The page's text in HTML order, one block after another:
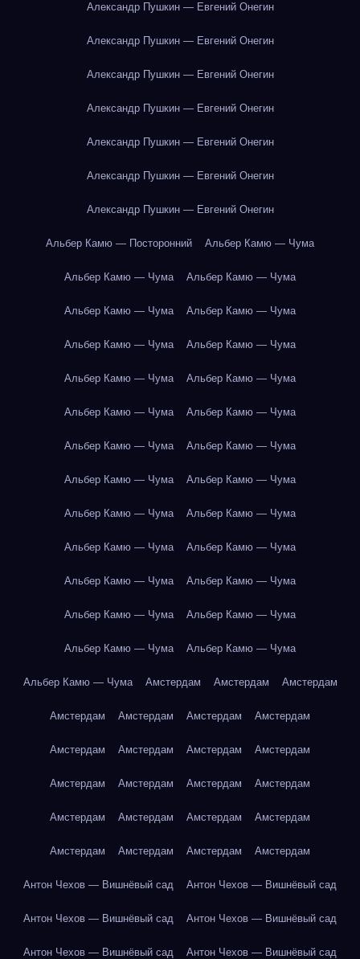
Александр Пушкин — Евгений Онегин
Александр Пушкин — Евгений Онегин
Александр Пушкин — Евгений Онегин
Александр Пушкин — Евгений Онегин
Александр Пушкин — Евгений Онегин
Александр Пушкин — Евгений Онегин
Александр Пушкин — Евгений Онегин
Альбер Камю — Посторонний Альбер Камю — Чума
Альбер Камю — Чума Альбер Камю — Чума
Альбер Камю — Чума Альбер Камю — Чума
Альбер Камю — Чума Альбер Камю — Чума
Альбер Камю — Чума Альбер Камю — Чума
Альбер Камю — Чума Альбер Камю — Чума
Альбер Камю — Чума Альбер Камю — Чума
Альбер Камю — Чума Альбер Камю — Чума
Альбер Камю — Чума Альбер Камю — Чума
Альбер Камю — Чума Альбер Камю — Чума
Альбер Камю — Чума Альбер Камю — Чума
Альбер Камю — Чума Альбер Камю — Чума
Альбер Камю — Чума Альбер Камю — Чума
Альбер Камю — Чума Амстердам Амстердам Амстердам
Амстердам Амстердам Амстердам Амстердам
Амстердам Амстердам Амстердам Амстердам
Амстердам Амстердам Амстердам Амстердам
Амстердам Амстердам Амстердам Амстердам
Амстердам Амстердам Амстердам Амстердам
Антон Чехов — Вишнёвый сад Антон Чехов — Вишнёвый сад
Антон Чехов — Вишнёвый сад Антон Чехов — Вишнёвый сад
Антон Чехов — Вишнёвый сад Антон Чехов — Вишнёвый сад